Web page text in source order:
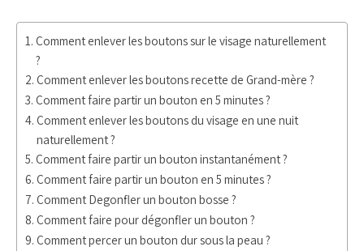
Comment enlever les boutons sur le visage naturellement
?
Comment enlever les boutons recette de Grand-mère ?
Comment faire partir un bouton en 5 minutes ?
Comment enlever les boutons du visage en une nuit
naturellement ?
Comment faire partir un bouton instantanément ?
Comment faire partir un bouton en 5 minutes ?
Comment Degonfler un bouton bosse ?
Comment faire pour dégonfler un bouton ?
Comment percer un bouton dur sous la peau ?